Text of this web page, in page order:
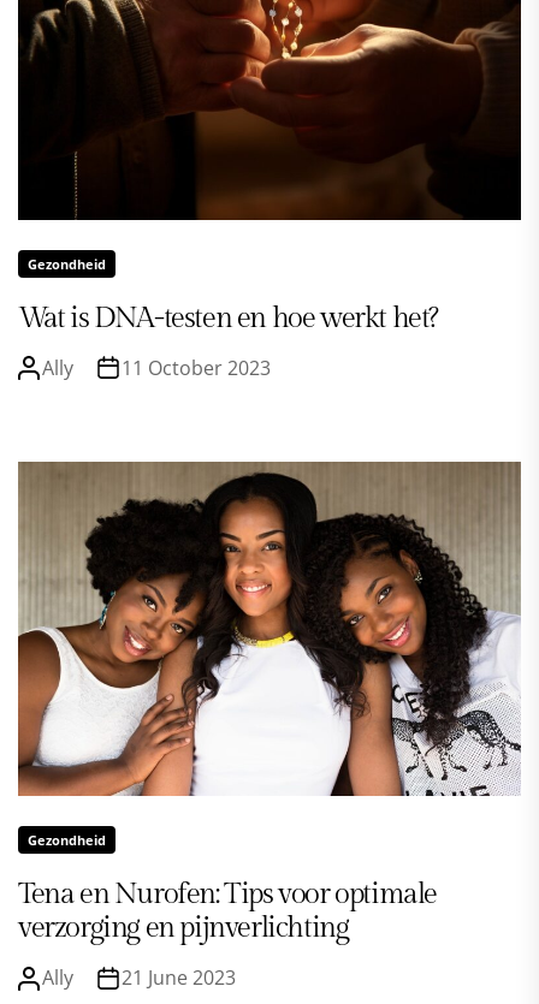
Gezondheid
Wat is DNA-testen en hoe werkt het?
Ally 11 October 2023
Gezondheid
Tena en Nurofen: Tips voor optimale
verzorging en pijnverlichting
Ally 21 June 2023